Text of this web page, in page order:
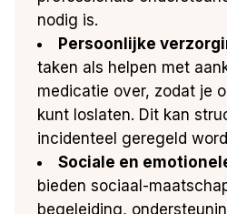
nodig is.
Persoonlijke
taken als helpen met
medicatie over, zodat je
kunt loslaten. Dit kan
incidenteel geregeld
Sociale en
bieden sociaal-
begeleiding,